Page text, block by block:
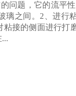
问题，它的流平
璃之间。2、进行
接的侧面进行打